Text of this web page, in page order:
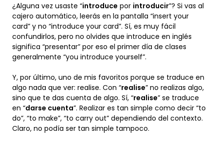
¿Alguna vez usaste “introduce por introducir”? Si vas al
cajero automático, leerás en la pantalla “insert your
card” y no “introduce your card”. Sí, es muy fácil
confundirlos, pero no olvides que introduce en inglés
significa “presentar” por eso el primer día de clases
generalmente “you introduce yourself”.
Y, por último, uno de mis favoritos porque se traduce en
algo nada que ver: realise. Con “realise” no realizas algo,
sino que te das cuenta de algo. Sí, “realise” se traduce
en “darse cuenta”. Realizar es tan simple como decir “to
do”, “to make”, “to carry out” dependiendo del contexto.
Claro, no podía ser tan simple tampoco.